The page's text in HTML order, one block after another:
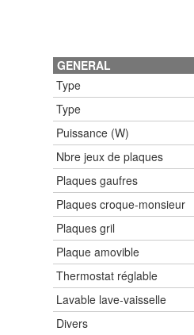
GENERAL
Type
Type
Puissance (W)
Nbre jeux de plaques
Plaques gaufres
Plaques croque-monsieur
Plaques gril
Plaque amovible
Thermostat réglable
Lavable lave-vaisselle
Divers